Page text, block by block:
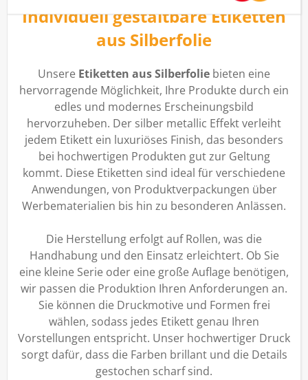
Individuell gestaltbare Etiketten
aus Silberfolie
Unsere Etiketten aus Silberfolie bieten eine
hervorragende Möglichkeit, Ihre Produkte durch ein
edles und modernes Erscheinungsbild
hervorzuheben. Der silber metallic Effekt verleiht
jedem Etikett ein luxuriöses Finish, das besonders
bei hochwertigen Produkten gut zur Geltung
kommt. Diese Etiketten sind ideal für verschiedene
Anwendungen, von Produktverpackungen über
Werbematerialien bis hin zu besonderen Anlässen.
Die Herstellung erfolgt auf Rollen, was die
Handhabung und den Einsatz erleichtert. Ob Sie
eine kleine Serie oder eine große Auflage benötigen,
wir passen die Produktion Ihren Anforderungen an.
Sie können die Druckmotive und Formen frei
wählen, sodass jedes Etikett genau Ihren
Vorstellungen entspricht. Unser hochwertiger Druck
sorgt dafür, dass die Farben brillant und die Details
gestochen scharf sind.